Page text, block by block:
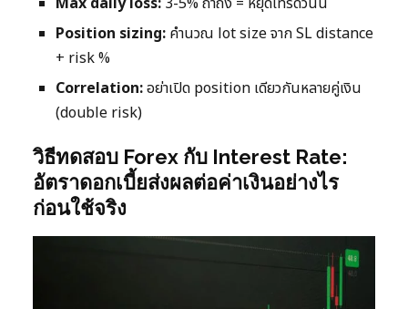
Position sizing: คำนวณ lot size จาก SL distance
+ risk %
Correlation:อย่าเปิด position เดียวกันหลายคู่เงิน
(double risk)
วิธีทดสอบ Forex กับ Interest Rate:
อัตราดอกเบี้ยส่งผลต่อค่าเงินอย่างไร
ก่อนใช้จริง